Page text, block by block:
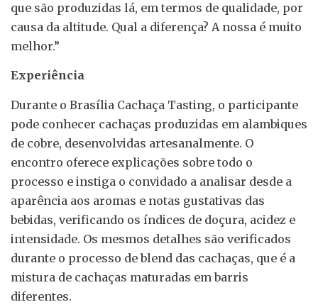
que são produzidas lá, em termos de qualidade, por
causa da altitude. Qual a diferença? A nossa é muito
melhor.”
Experiência
Durante o Brasília Cachaça Tasting, o participante
pode conhecer cachaças produzidas em alambiques
de cobre, desenvolvidas artesanalmente. O
encontro oferece explicações sobre todo o
processo e instiga o convidado a analisar desde a
aparência aos aromas e notas gustativas das
bebidas, verificando os índices de doçura, acidez e
intensidade. Os mesmos detalhes são verificados
durante o processo de blend das cachaças, que é a
mistura de cachaças maturadas em barris
diferentes.